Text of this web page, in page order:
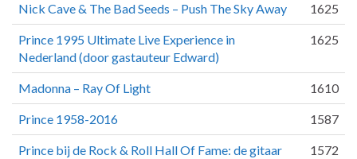
Nick Cave & The Bad Seeds – Push The Sky Away 1625
Prince 1995 Ultimate Live Experience in
Nederland (door gastauteur Edward)
1625
Madonna – Ray Of Light 1610
Prince 1958-2016 1587
Prince bij de Rock & Roll Hall Of Fame: de gitaar
1572